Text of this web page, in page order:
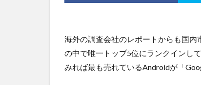
海外の調査会社のレポートからも国内
の中で唯一トップ5位にランクインし
みれば最も売れているAndroidが「